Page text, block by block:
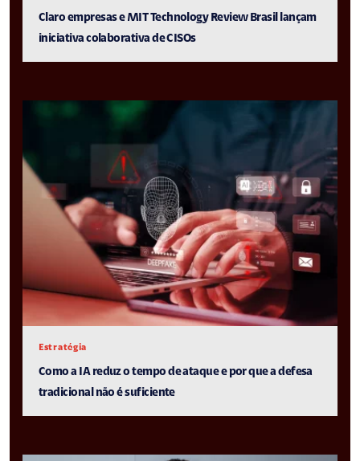
Claro empresas e MIT Technology Review Brasil lançam
iniciativa colaborativa de CISOs
Estratégia
Como a IA reduz o tempo de ataque e por que a defesa
tradicional não é suficiente